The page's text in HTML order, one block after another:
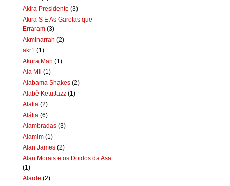
Akira Presidente (3)
Akira S E As Garotas que
Erraram (3)
Akminarrah (2)
akr1 (1)
Akura Man (1)
Ala Mil (1)
Alabama Shakes (2)
Alabê KetuJazz (1)
Alafia (2)
Aláfia (6)
Alambradas (3)
Alamim (1)
Alan James (2)
Alan Morais e os Doidos da Asa
(1)
Alarde (2)